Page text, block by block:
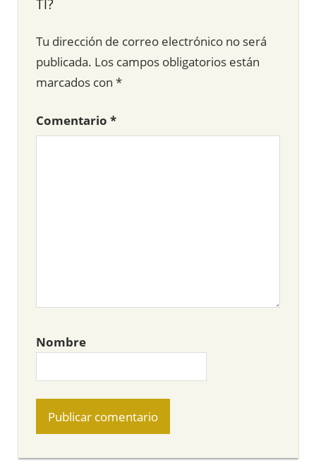
Tu dirección de correo electrónico no será
publicada. Los campos obligatorios están
marcados con *
Comentario *
Nombre